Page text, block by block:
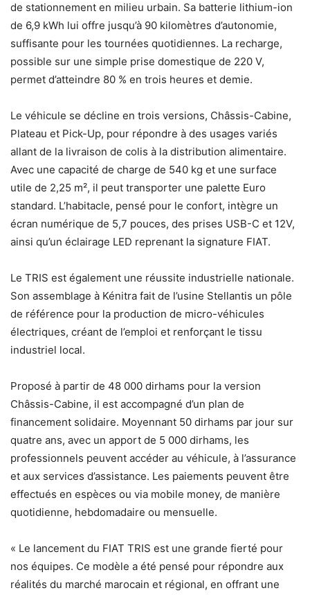
de stationnement en milieu urbain. Sa batterie lithium-ion
de 6,9 kWh lui offre jusqu’à 90 kilomètres d’autonomie,
suffisante pour les tournées quotidiennes. La recharge,
possible sur une simple prise domestique de 220 V,
permet d’atteindre 80 % en trois heures et demie.
Le véhicule se décline en trois versions, Châssis-Cabine,
Plateau et Pick-Up, pour répondre à des usages variés
allant de la livraison de colis à la distribution alimentaire.
Avec une capacité de charge de 540 kg et une surface
utile de 2,25 m², il peut transporter une palette Euro
standard. L’habitacle, pensé pour le confort, intègre un
écran numérique de 5,7 pouces, des prises USB-C et 12V,
ainsi qu’un éclairage LED reprenant la signature FIAT.
Le TRIS est également une réussite industrielle nationale.
Son assemblage à Kénitra fait de l’usine Stellantis un pôle
de référence pour la production de micro-véhicules
électriques, créant de l’emploi et renforçant le tissu
industriel local.
Proposé à partir de 48 000 dirhams pour la version
Châssis-Cabine, il est accompagné d’un plan de
financement solidaire. Moyennant 50 dirhams par jour sur
quatre ans, avec un apport de 5 000 dirhams, les
professionnels peuvent accéder au véhicule, à l’assurance
et aux services d’assistance. Les paiements peuvent être
effectués en espèces ou via mobile money, de manière
quotidienne, hebdomadaire ou mensuelle.
« Le lancement du FIAT TRIS est une grande fierté pour
nos équipes. Ce modèle a été pensé pour répondre aux
réalités du marché marocain et régional, en offrant une